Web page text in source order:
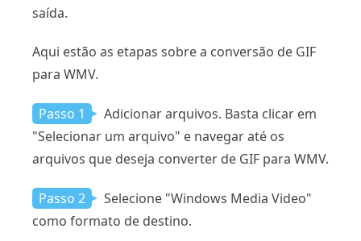
saída.
Aqui estão as etapas sobre a conversão de GIF
para WMV.
Passo 1
Adicionar arquivos. Basta clicar em
"Selecionar um arquivo" e navegar até os
arquivos que deseja converter de GIF para WMV.
Passo 2
Selecione "Windows Media Video"
como formato de destino.